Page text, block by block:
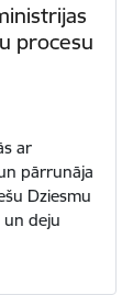
procesu
ar
pārrunāja
Dziesmu
un deju